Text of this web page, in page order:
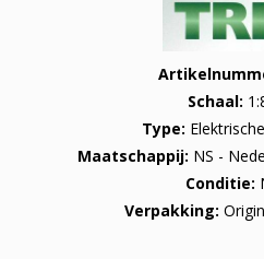
Schaal
Type
Maatschappij NS -
Conditie
Verpakking